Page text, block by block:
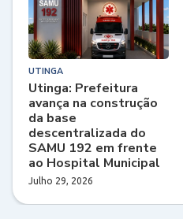
UTINGA
Utinga: Prefeitura
avança na construção
da base
descentralizada do
SAMU 192 em frente
ao Hospital Municipal
Julho 29, 2026